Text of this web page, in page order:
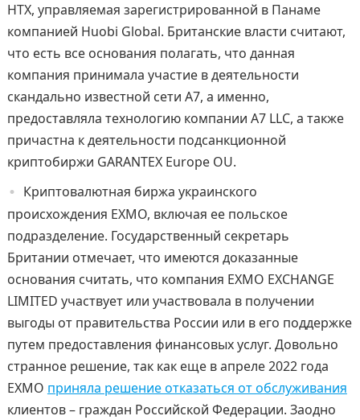
HTX, управляемая зарегистрированной в Панаме
компанией Huobi Global. Британские власти считают,
что есть все основания полагать, что данная
компания принимала участие в деятельности
скандально известной сети А7, а именно,
предоставляла технологию компании A7 LLC, а также
причастна к деятельности подсанкционной
криптобиржи GARANTEX Europe OU.
Криптовалютная биржа украинского
происхождения EXMO, включая ее польское
подразделение. Государственный секретарь
Британии отмечает, что имеются доказанные
основания считать, что компания EXMO EXCHANGE
LIMITED участвует или участвовала в получении
выгоды от правительства России или в его поддержке
путем предоставления финансовых услуг. Довольно
странное решение, так как еще в апреле 2022 года
EXMO приняла решение отказаться от обслуживания
клиентов – граждан Российской Федерации. Заодно